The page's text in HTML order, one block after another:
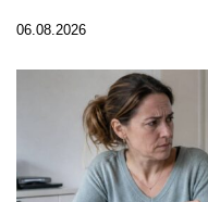
06.08.2026